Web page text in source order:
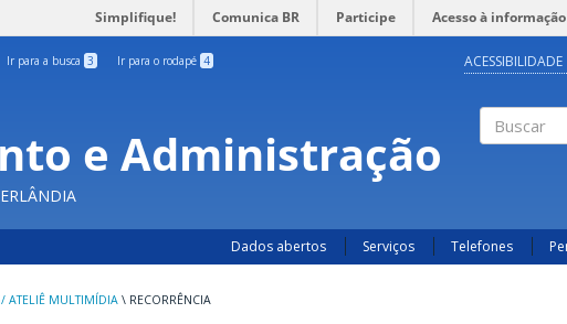
Simplifique! Comunica BR Participe Acesso à informação
Ir para a busca 3 Ir para o rodapé 4 ACESSIBILIDADE
e Administração
Dados abertos Serviços Telefones
ATELIÊ MULTIMÍDIA \ RECORRÊNCIA